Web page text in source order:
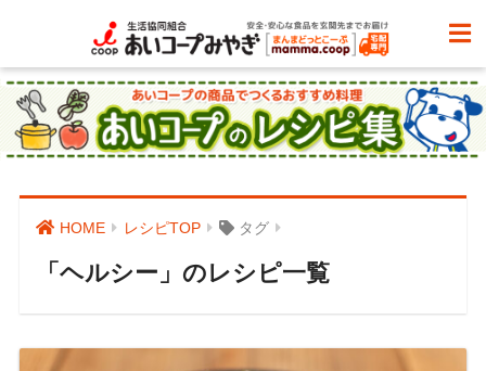
HOME レシピTOP タグ
「ヘルシー」のレシピ一覧